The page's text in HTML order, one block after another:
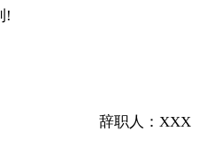
!
辞职人：XXX